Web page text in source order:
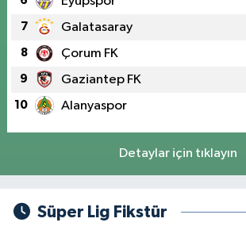
7 Galatasaray
8 Çorum FK
9 Gaziantep FK
10 Alanyaspor
Detaylar için tıklayın
Süper Lig Fikstür